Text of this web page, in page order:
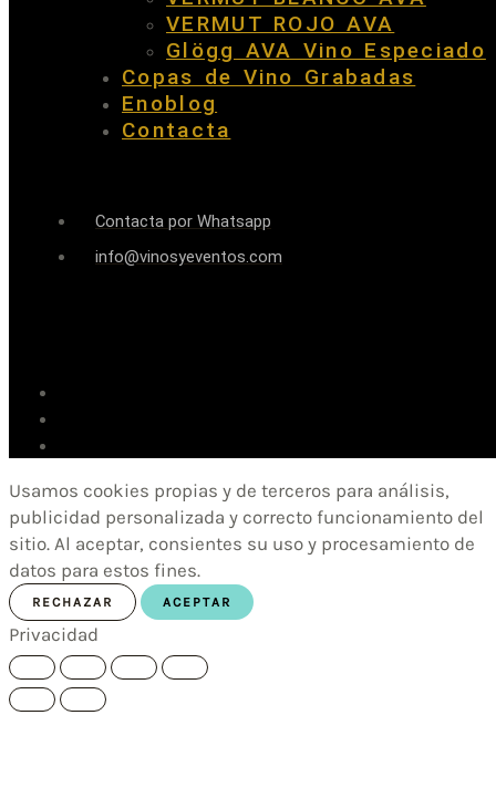
VERMUT ROJO AVA
Glögg AVA Vino Especiado
Copas de Vino Grabadas
Enoblog
Contacta
Contacta por Whatsapp
info@vinosyeventos.com
Usamos cookies propias y de terceros para análisis,
publicidad personalizada y correcto funcionamiento del
sitio. Al aceptar, consientes su uso y procesamiento de
datos para estos fines.
RECHAZAR ACEPTAR
Privacidad